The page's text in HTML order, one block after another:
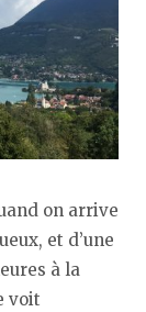
on arrive
et d’une
à la
voit